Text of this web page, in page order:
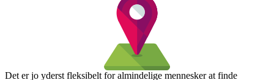
Det er jo yderst fleksibelt for almindelige mennesker at finde